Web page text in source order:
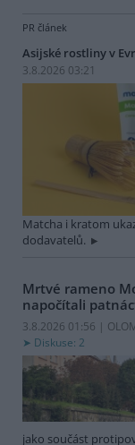
PR článek
Asijské rostliny v
3.8.2026 03:21
Matcha i kratom
dodavatelů.
Mrtvé rameno
napočítali
3.8.2026 01:56 |
Diskuse: 2
jako součást